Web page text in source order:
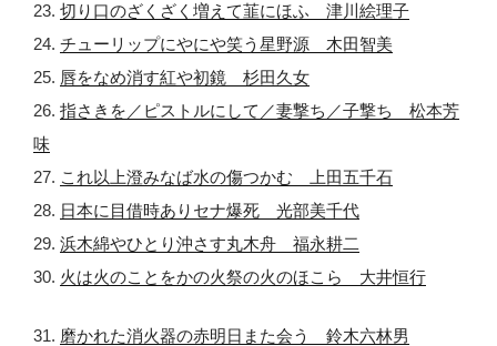
23. 切り口のざくざく増えて韮にほふ 津川絵理子
24. チューリップにやにや笑う星野源 木田智美
25. 唇をなめ消す紅や初鏡 杉田久女
26. 指さきを／ピストルにして／妻撃ち／子撃ち 松本芳
味
27. これ以上澄みなば水の傷つかむ 上田五千石
28. 日本に目借時ありセナ爆死 光部美千代
29. 浜木綿やひとり沖さす丸木舟 福永耕二
30. 火は火のことをかの火祭の火のほこら 大井恒行
31. 磨かれた消火器の赤明日また会う 鈴木六林男